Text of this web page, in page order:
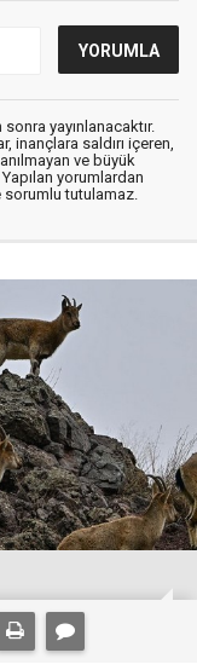
yayınlanacaktır.
inançlara saldırı içeren,
ve büyük
yorumlardan
tutulamaz.